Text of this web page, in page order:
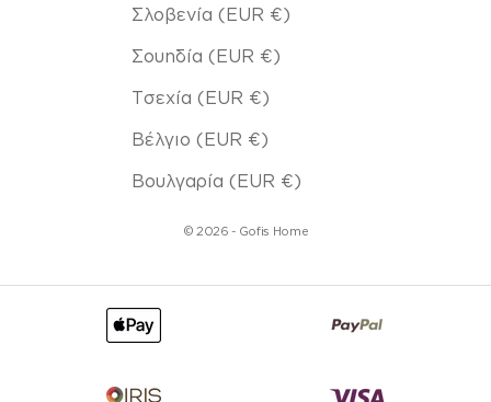
Σλοβενία (EUR €)
Σουηδία (EUR €)
Τσεχία (EUR €)
Βέλγιο (EUR €)
Βουλγαρία (EUR €)
© 2026 - Gofis Home